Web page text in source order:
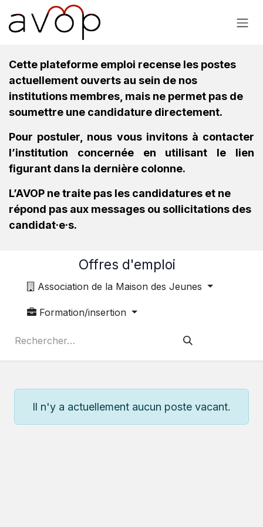
Se rendre au contenu
Cette plateforme emploi recense les postes
actuellement ouverts au sein de nos
institutions membres, mais ne permet pas de
soumettre une candidature directement.
Pour postuler, nous vous invitons à contacter
l’institution concernée en utilisant le lien
figurant dans la dernière colonne.
L’AVOP ne traite pas les candidatures et ne
répond pas aux messages ou sollicitations des
candidat·e·s.
Offres d'emploi
Association de la Maison des Jeunes
Formation/insertion
Il n'y a actuellement aucun poste vacant.